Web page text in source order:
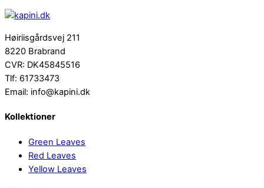
Høiriisgårdsvej 211
8220 Brabrand
CVR: DK45845516
Tlf: 61733473
Email: info@kapini.dk
Kollektioner
Green Leaves
Red Leaves
Yellow Leaves